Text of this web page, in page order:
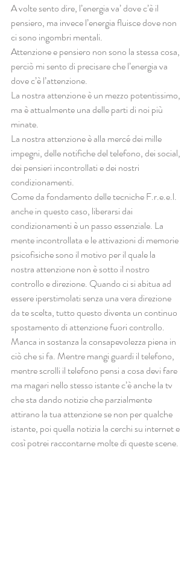
A volte sento dire, l’energia va’ dove c’è il
pensiero, ma invece l’energia fluisce dove non
ci sono ingombri mentali.
Attenzione e pensiero non sono la stessa cosa,
perciò mi sento di precisare che l’energia va
dove c’è l’attenzione.
La nostra attenzione è un mezzo potentissimo,
ma è attualmente una delle parti di noi più
minate.
La nostra attenzione è alla mercé dei mille
impegni, delle notifiche del telefono, dei social,
dei pensieri incontrollati e dei nostri
condizionamenti.
Come da fondamento delle tecniche F.r.e.e.l.
anche in questo caso, liberarsi dai
condizionamenti è un passo essenziale. La
mente incontrollata e le attivazioni di memorie
psicofisiche sono il motivo per il quale la
nostra attenzione non è sotto il nostro
controllo e direzione. Quando ci si abitua ad
essere iperstimolati senza una vera direzione
da te scelta, tutto questo diventa un continuo
spostamento di attenzione fuori controllo.
Manca in sostanza la consapevolezza piena in
ciò che si fa. Mentre mangi guardi il telefono,
mentre scrolli il telefono pensi a cosa devi fare
ma magari nello stesso istante c’è anche la tv
che sta dando notizie che parzialmente
attirano la tua attenzione se non per qualche
istante, poi quella notizia la cerchi su internet e
così potrei raccontarne molte di queste scene.